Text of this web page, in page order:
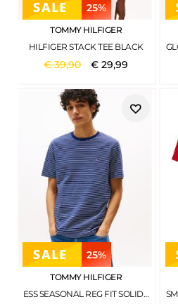
25%
TOMMY HILFIGER
HILFIGER STACK TEE BLACK
€39,90 €29,99
25%
TOMMY HILFIGER
ESS SEASONAL REG FIT SOLID TEE PREPPY NAVY-IVORY PETAL